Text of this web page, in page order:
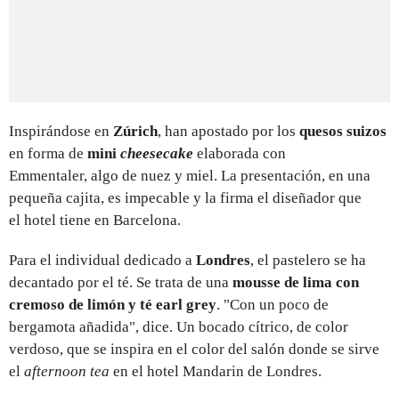
Inspirándose en Zúrich, han apostado por los quesos suizos
en forma de mini cheesecake elaborada con
Emmentaler, algo de nuez y miel. La presentación, en una
pequeña cajita, es impecable y la firma el diseñador que
el hotel tiene en Barcelona.
Para el individual dedicado a Londres, el pastelero se ha
decantado por el té. Se trata de una mousse de lima con
cremoso de limón y té earl grey. "Con un poco de
bergamota añadida", dice. Un bocado cítrico, de color
verdoso, que se inspira en el color del salón donde se sirve
el afternoon tea en el hotel Mandarin de Londres.